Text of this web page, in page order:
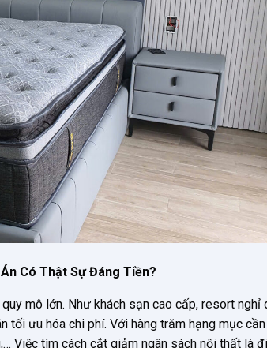
Có Thật Sự Đáng Tiền?
mô lớn. Như khách sạn cao cấp, resort nghỉ
tối ưu hóa chi phí. Với hàng trăm hạng mục
Việc tìm cách cắt giảm ngân sách nội thất là